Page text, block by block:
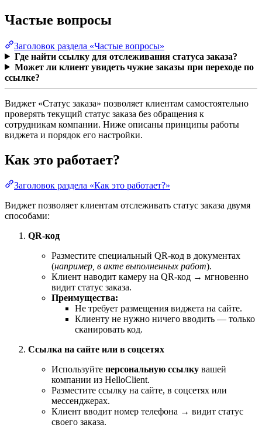
Частые вопросы
Заголовок раздела «Частые вопросы»
Где найти ссылку для отслеживания статуса заказа?
Может ли клиент увидеть чужие заказы при переходе по
ссылке?
Виджет «Статус заказа» позволяет клиентам самостоятельно
проверять текущий статус заказа без обращения к
сотрудникам компании. Ниже описаны принципы работы
виджета и порядок его настройки.
Как это работает?
Заголовок раздела «Как это работает?»
Виджет позволяет клиентам отслеживать статус заказа двумя
способами:
QR-код
Разместите специальный QR-код в документах
(например, в акте выполненных работ).
Клиент наводит камеру на QR-код → мгновенно
видит статус заказа.
Преимущества:
Не требует размещения виджета на сайте.
Клиенту не нужно ничего вводить — только
сканировать код.
Ссылка на сайте или в соцсетях
Используйте персональную ссылку вашей
компании из HelloClient.
Разместите ссылку на сайте, в соцсетях или
мессенджерах.
Клиент вводит номер телефона → видит статус
своего заказа.